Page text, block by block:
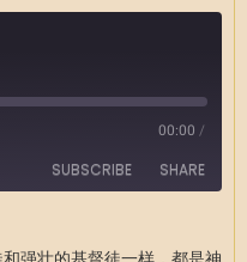
00:00 /
SUBSCRIBE SHARE